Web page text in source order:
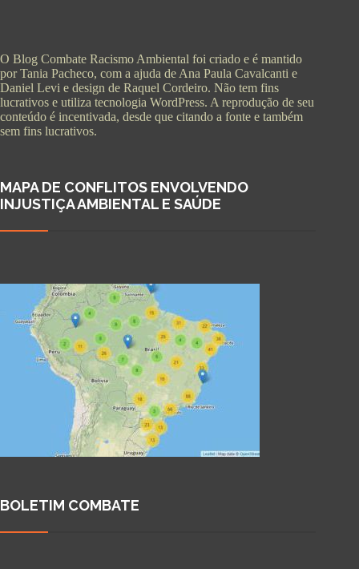
O Blog Combate Racismo Ambiental foi criado e é mantido
por Tania Pacheco, com a ajuda de Ana Paula Cavalcanti e
Daniel Levi e design de Raquel Cordeiro. Não tem fins
lucrativos e utiliza tecnologia WordPress. A reprodução de seu
conteúdo é incentivada, desde que citando a fonte e também
sem fins lucrativos.
MAPA DE CONFLITOS ENVOLVENDO
INJUSTIÇA AMBIENTAL E SAÚDE
BOLETIM COMBATE